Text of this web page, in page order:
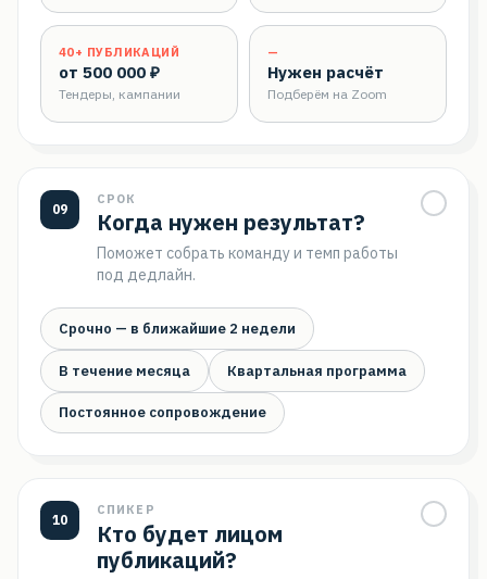
40+ ПУБЛИКАЦИЙ
от 500 000 ₽
Тендеры, кампании
—
Нужен расчёт
Подберём на Zoom
09
СРОК
Когда нужен результат?
Поможет собрать команду и темп работы
под дедлайн.
Срочно — в ближайшие 2 недели
В течение месяца Квартальная программа
Постоянное сопровождение
10
СПИКЕР
Кто будет лицом
публикаций?